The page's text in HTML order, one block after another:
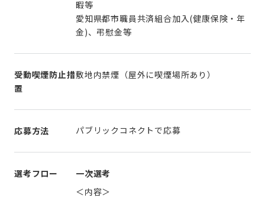
暇等
愛知県都市職員共済組合加入(健康保険・年
受動喫煙防止措
置
敷地内禁煙（屋外に喫煙場所あり）
応募方法 パブリックコネクトで応募
選考フロー
一次選考
＜内容＞